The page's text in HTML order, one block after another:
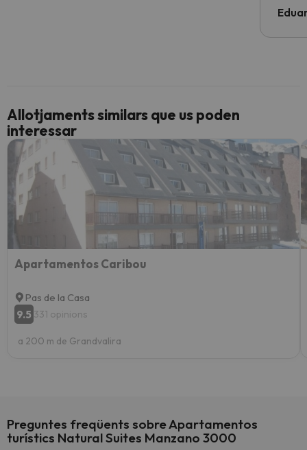
Allotjaments similars que us poden
interessar
Apartamentos Caribou
Pas de la Casa
9.5 331 opinions
a 200 m de Grandvalira
Preguntes freqüents sobre Apartamentos
turístics Natural Suites Manzano 3000